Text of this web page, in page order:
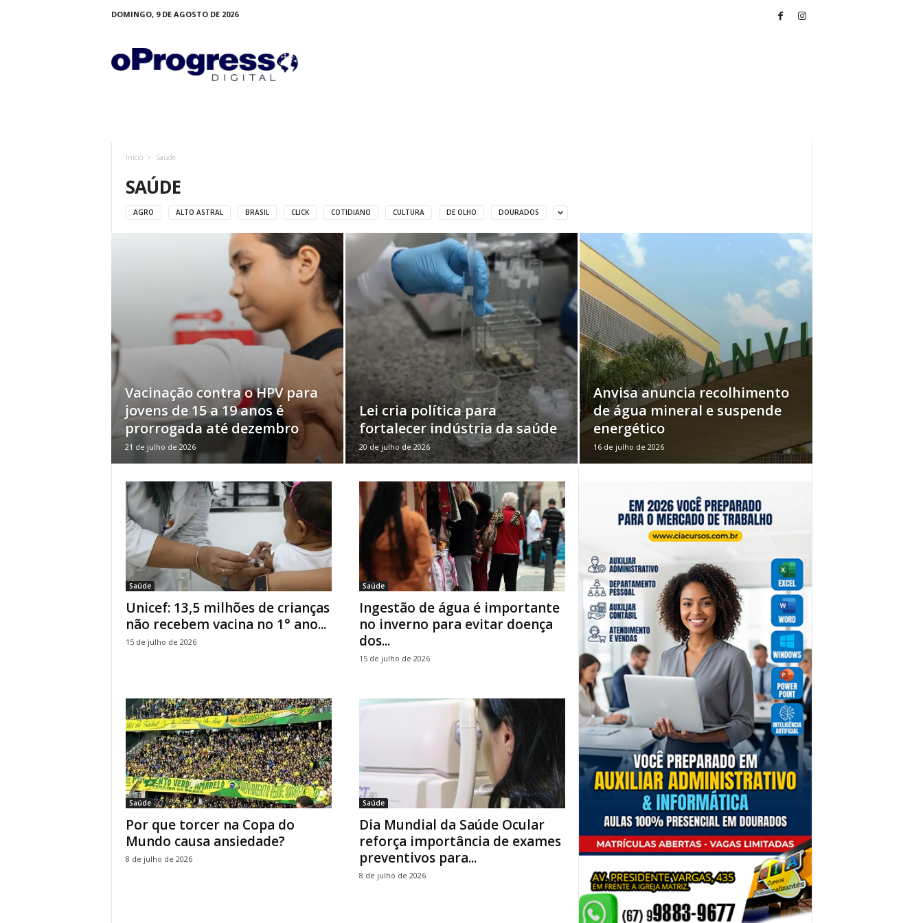
DOMINGO, 9 DE AGOSTO DE 2026
R
Início Saúde
SAÚDE
AGRO ALTO ASTRAL BRASIL CLICK COTIDIANO CULTURA DE OLHO DOURADOS
Vacinação contra o HPV para
jovens de 15 a 19 anos é
prorrogada até dezembro
21 de julho de 2026
Lei cria política para
fortalecer indústria da saúde
20 de julho de 2026
Anvisa anuncia recolhimento
de água mineral e suspende
energético
16 de julho de 2026
Saúde
Unicef: 13,5 milhões de crianças
não recebem vacina no 1° ano...
15 de julho de 2026
Saúde
Ingestão de água é importante
no inverno para evitar doença
dos...
15 de julho de 2026
Saúde
Por que torcer na Copa do
Mundo causa ansiedade?
8 de julho de 2026
Saúde
Dia Mundial da Saúde Ocular
reforça importância de exames
preventivos para...
8 de julho de 2026